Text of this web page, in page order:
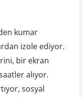
kumar
izole ediyor.
bir ekran
alıyor.
sosyal